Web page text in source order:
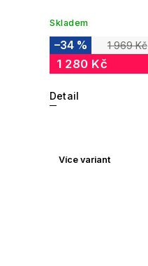
Skladem
1 969 Kč
–34 %
1 280 Kč
Detail
Více variant